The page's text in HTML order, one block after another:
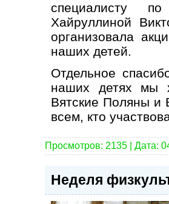
специалисту
Хайруллиной
организовала
наших детей.
Отдельное
наших детях мы
Вятские Поляны и
всем, кто
Просмотров: 2135 | Дата:
Неделя